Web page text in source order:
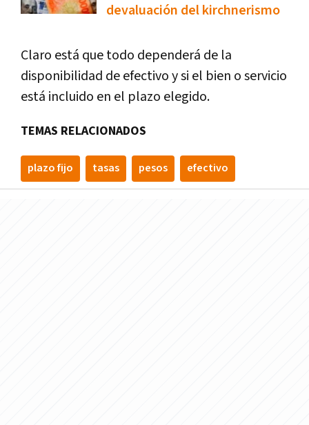
devaluación del kirchnerismo
Claro está que todo dependerá de la
disponibilidad de efectivo y si el bien o servicio
está incluido en el plazo elegido.
TEMAS RELACIONADOS
plazo fijo tasas pesos efectivo